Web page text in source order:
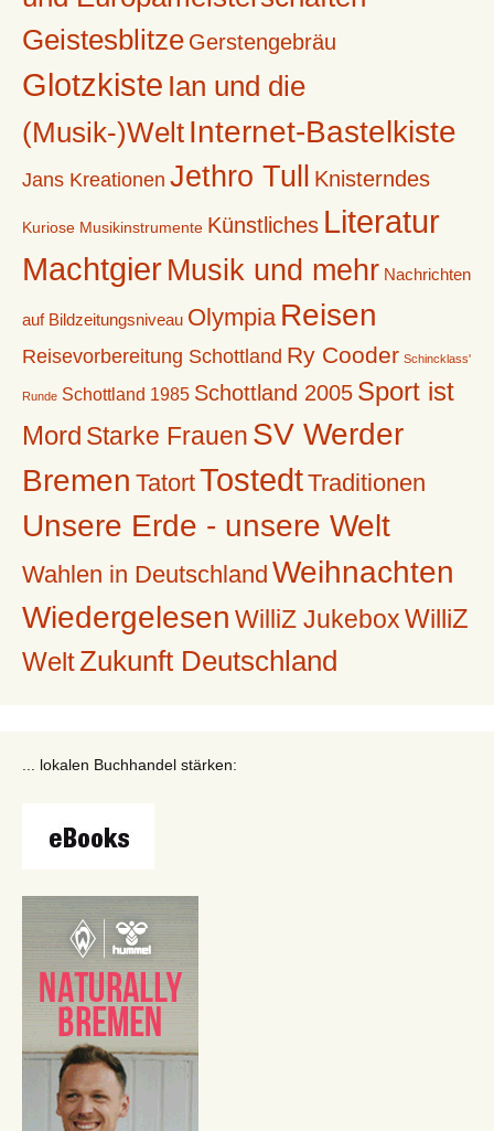
Geistesblitze Gerstengebräu
Glotzkiste Ian und die
(Musik-)Welt Internet-Bastelkiste
Jans Kreationen Jethro Tull Knisterndes
Kuriose Musikinstrumente Künstliches Literatur
MachtgierMusik und mehr Nachrichten
auf Bildzeitungsniveau Olympia Reisen
Reisevorbereitung Schottland Ry Cooder Schincklass'
Runde Schottland 1985 Schottland 2005 Sport ist
Mord Starke Frauen SV Werder
Bremen TatortTostedtTraditionen
Unsere Erde - unsere Welt
Wahlen in Deutschland Weihnachten
Wiedergelesen WilliZ Jukebox WilliZ
WeltZukunft Deutschland
... lokalen Buchhandel stärken: